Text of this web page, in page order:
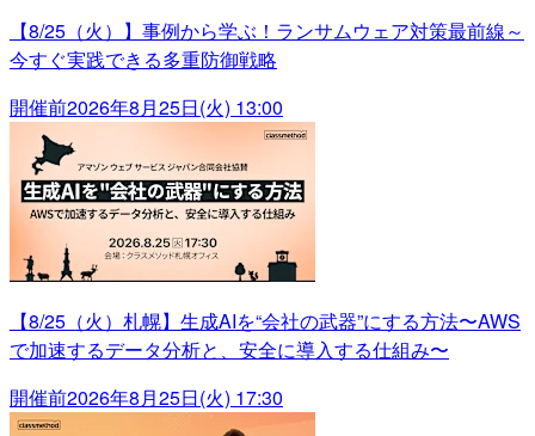
【8/25（火）】事例から学ぶ！ランサムウェア対策最前線～
今すぐ実践できる多重防御戦略
開催前2026年8月25日(火) 13:00
【8/25（火）札幌】生成AIを“会社の武器”にする方法〜AWS
で加速するデータ分析と、安全に導入する仕組み〜
開催前2026年8月25日(火) 17:30